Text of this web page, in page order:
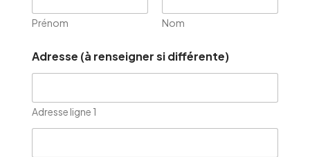
Prénom Nom
Adresse (à renseigner si différente)
Adresse ligne 1